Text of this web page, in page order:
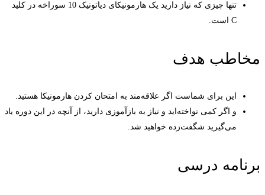
تنها چیزی که نیاز دارید یک هارمونیکای دیاتونیک 10 سوراخه در کلید
C است.
مخاطب هدف
این برای شماست اگر علاقه‌مند به امتحان کردن هارمونیکا هستید.
و اگر کمی نواخته‌اید و نیاز به بازآموزی دارید، از آنچه در این دوره یاد
می‌گیرید شگفت‌زده خواهید شد.
برنامه درسی